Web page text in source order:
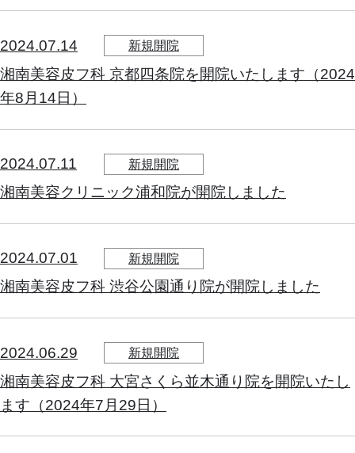
2024.07.14 新規開院
湘南美容皮フ科 京都四条院を開院いたします（2024
年8月14日）
2024.07.11 新規開院
湘南美容クリニック浦和院が開院しました
2024.07.01 新規開院
湘南美容皮フ科 渋谷公園通り院が開院しました
2024.06.29 新規開院
湘南美容皮フ科 大宮さくら並木通り院を開院いたし
ます（2024年7月29日）